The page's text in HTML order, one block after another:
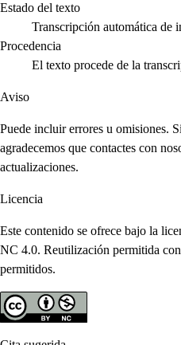
Estado del texto
Transcripción automática de
Procedencia
El texto procede de la
Aviso
Puede incluir errores u omisiones.
agradecemos que contactes con
actualizaciones.
Licencia
Este contenido se ofrece bajo la
NC 4.0. Reutilización permitida
permitidos.